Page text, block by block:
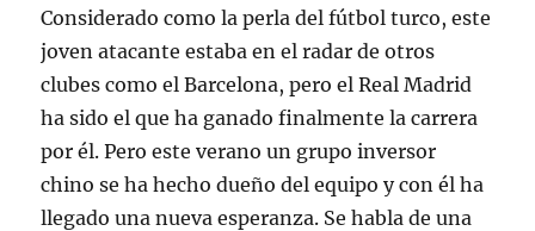
Considerado como la perla del fútbol turco, este
joven atacante estaba en el radar de otros
clubes como el Barcelona, pero el Real Madrid
ha sido el que ha ganado finalmente la carrera
por él. Pero este verano un grupo inversor
chino se ha hecho dueño del equipo y con él ha
llegado una nueva esperanza. Se habla de una